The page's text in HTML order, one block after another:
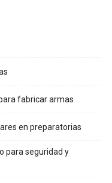
fabricar armas
en preparatorias
para seguridad y